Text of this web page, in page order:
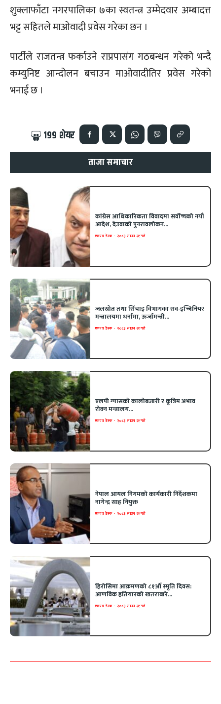
शुक्लाफाँटा नगरपालिका ७का स्वतन्त्र उम्मेदवार अम्बादत्त
भट्ट सहितले माओवादी प्रवेस गरेका छन ।
पार्टीले राजतन्त्र फर्काउने राप्रपासंग गठबन्धन गरेको भन्दै
कम्युनिष्ट आन्दोलन बचाउन माओवादीतिर प्रवेस गरेको
भनाई छ ।
199 शेयर
ताजा समाचार
कांग्रेस आधिकारिकता विवादमा सर्वोच्चको नयाँ
आदेश, देउवाको पुनरावलोकन...
एकपत्र डेस्क - २०८३ साउन २१ गते
जलस्रोत तथा सिँचाइ विभागका सव-इन्जिनियर
मन्त्रालयमा धर्नामा, ऊर्जामन्त्री...
एकपत्र डेस्क - २०८३ साउन २१ गते
एलपी ग्यासको कालोबजारी र कृत्रिम अभाव
रोक्न मन्त्रालय...
एकपत्र डेस्क - २०८३ साउन २१ गते
नेपाल आयल निगमको कार्यकारी निर्देशकमा
नागेन्द्र साह नियुक्त
एकपत्र डेस्क - २०८३ साउन २१ गते
हिरोसिमा आक्रमणको ८१औँ स्मृति दिवस:
आणविक हतियारको खतराबारे...
एकपत्र डेस्क - २०८३ साउन २१ गते